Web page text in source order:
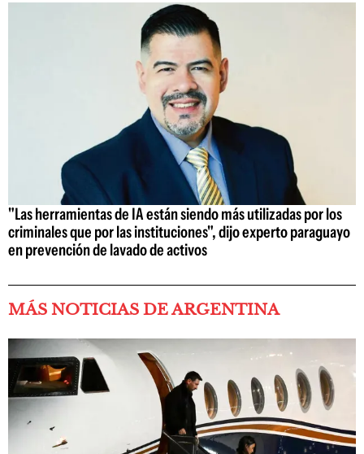
"Las herramientas de IA están siendo más utilizadas por los
criminales que por las instituciones", dijo experto paraguayo
en prevención de lavado de activos
MÁS NOTICIAS DE ARGENTINA